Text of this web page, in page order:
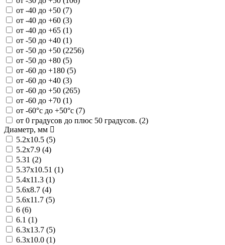
от -40 до +50 (7)
от -40 до +60 (3)
от -40 до +65 (1)
от -50 до +40 (1)
от -50 до +50 (2256)
от -50 до +80 (5)
от -60 до +180 (5)
от -60 до +40 (3)
от -60 до +50 (265)
от -60 до +70 (1)
от -60°с до +50°с (7)
от 0 градусов до плюс 50 градусов. (2)
Диаметр, мм
5.2x10.5 (5)
5.2x7.9 (4)
5.31 (2)
5.37х10.51 (1)
5.4х11.3 (1)
5.6x8.7 (4)
5.6x11.7 (5)
6 (6)
6.1 (1)
6.3x13.7 (5)
6.3x10.0 (1)